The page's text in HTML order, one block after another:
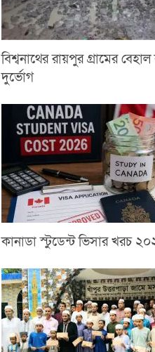
বিশ্বনাথের রায়পুর গ্রামের
দুর্ভোগ
কানাডা স্টুডেন্ট ভিসার খরচ